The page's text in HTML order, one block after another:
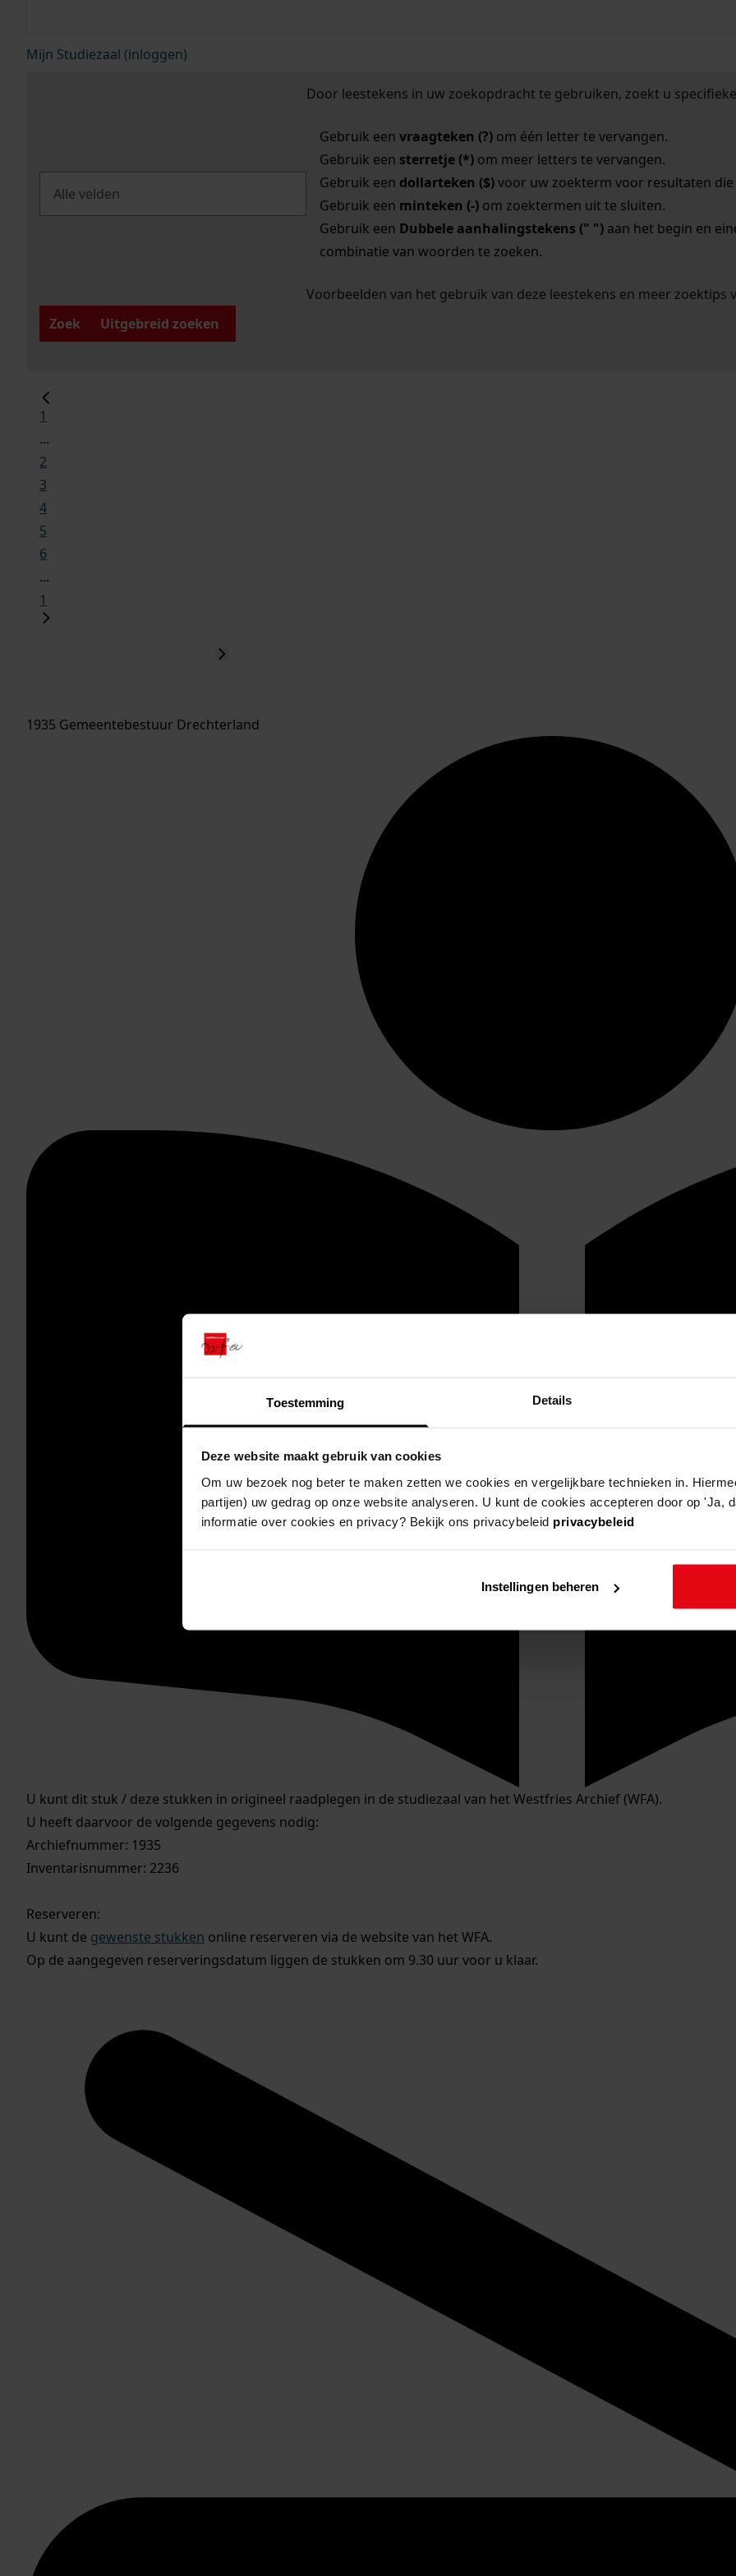
Toestemming Details
Deze website maakt gebruik van cookies
Om uw bezoek nog beter te maken zetten we cookies en vergelijkbare technieken in.
partijen) uw gedrag op onze website analyseren. U kunt de cookies accepteren door op 'Ja,
informatie over cookies en privacy? Bekijk ons privacybeleid privacybeleid
Instellingen beheren
Mijn Studiezaal (inloggen)
Door leestekens in uw zoekopdracht te gebruiken, zoekt u
Gebruik een vraagteken (?)om één letter te vervangen.
Gebruik een sterretje (*)om meer letters te vervangen.
Gebruik een dollarteken ($)voor uw zoekterm voor resultaten die
Gebruik een minteken (-)om zoektermen uit te sluiten.
Gebruik een Dubbele aanhalingstekens (" ")aan het begin en
combinatie van woorden te zoeken.
Voorbeelden van het gebruik van deze leestekens en meer zoektips
Zoek
Uitgebreid zoeken
1
...
2
3
4
5
6
...
1
1935 Gemeentebestuur Drechterland
U kunt dit stuk / deze stukken in origineel raadplegen in de studiezaal van het Westfries Archief (WFA).
U heeft daarvoor de volgende gegevens nodig:
Archiefnummer: 1935
Inventarisnummer: 2236
Reserveren:
U kunt de gewenste stukken online reserveren via de website van het WFA.
Op de aangegeven reserveringsdatum liggen de stukken om 9.30 uur voor u klaar.